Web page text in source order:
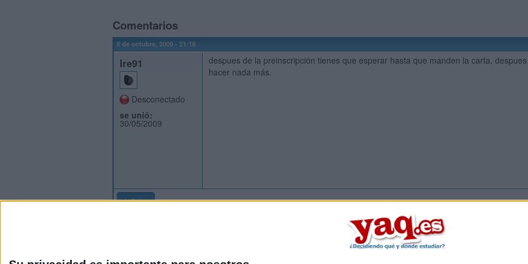
Comentarios
6 de octubre, 2009 - 21:18
Ire91
Desconectado
se unió:
30/05/2009
despues de la preinscripción tienes que esperar hasta que manden la carta,
hacer nada más.
Inicio Inicia